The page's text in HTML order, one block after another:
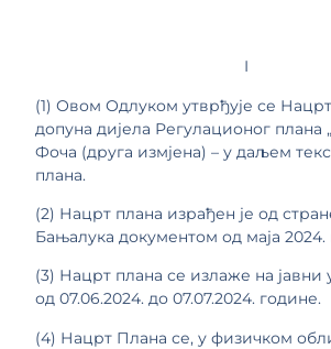
I
(1) Овом Одлуком утврђује се
допуна дијела Регулационог
Фоча (друга измјена) – у даљем
плана.
(2) Нацрт плана израђен је од
Бањалука документом од маја 2024.
(3) Нацрт плана се излаже на
од 07.06.2024. до 07.07.2024. године.
(4) Нацрт Плана се, у физичком